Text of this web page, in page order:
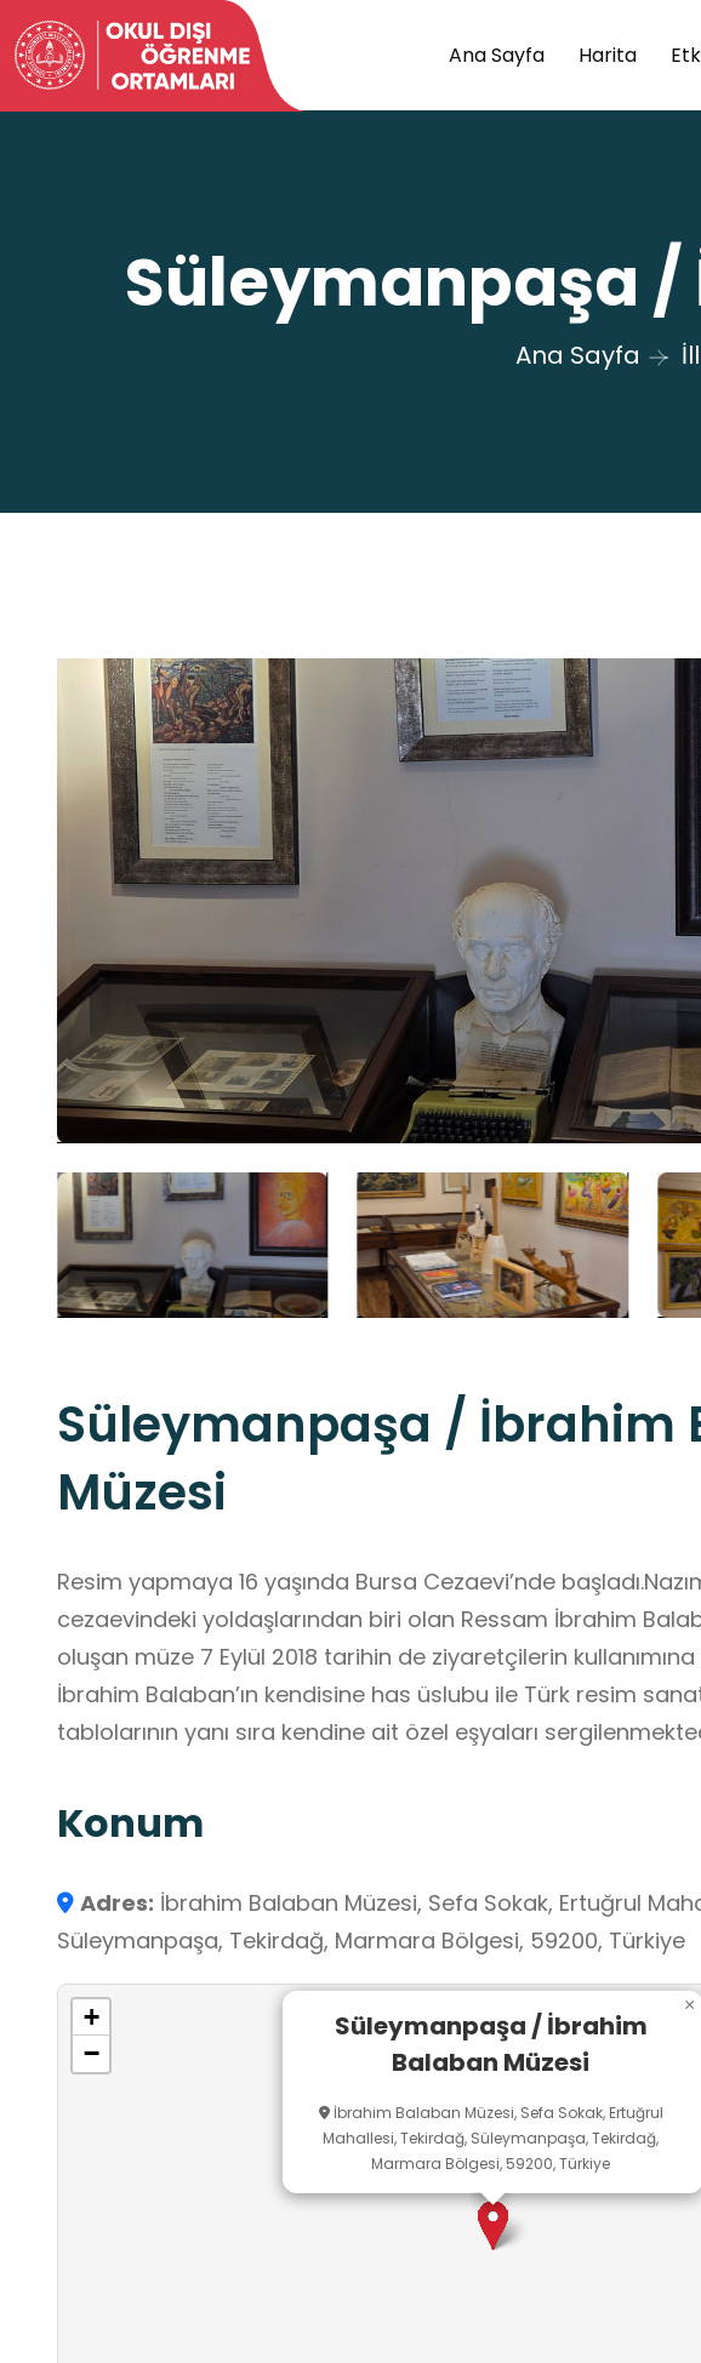
Ana Sayfa Harita
Süleymanpaşa
Ana Sayfa
Süleymanpaşa / İbrahim
Müzesi
Resim yapmaya 16 yaşında Bursa Cezaevi’nde
cezaevindeki yoldaşlarından biri olan Ressam İbrahim
oluşan müze 7 Eylül 2018 tarihin de ziyaretçilerin kullanımına
İbrahim Balaban’ın kendisine has üslubu ile Türk resim
tablolarının yanı sıra kendine ait özel eşyaları
Konum
Adres: İbrahim Balaban Müzesi, Sefa Sokak, Ertuğrul
Süleymanpaşa, Tekirdağ, Marmara Bölgesi, 59200, Türkiye
Süleymanpaşa / İbrahim
Balaban Müzesi
İbrahim Balaban Müzesi, Sefa Sokak, Ertuğrul
Mahallesi, Tekirdağ, Süleymanpaşa, Tekirdağ,
Marmara Bölgesi, 59200, Türkiye
×
+
−